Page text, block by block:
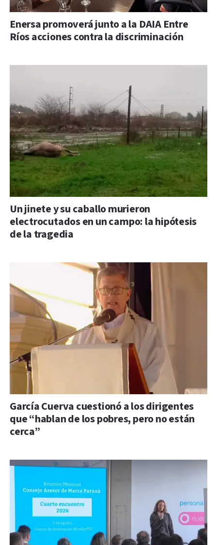
Enersa promoverá junto a la DAIA Entre
Ríos acciones contra la discriminación
Un jinete y su caballo murieron
electrocutados en un campo: la hipótesis
de la tragedia
García Cuerva cuestionó a los dirigentes
que “hablan de los pobres, pero no están
cerca”